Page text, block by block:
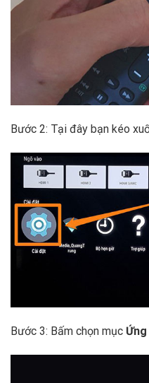
Bước 2: Tại đây bạn kéo
Bước 3: Bấm chọn mục